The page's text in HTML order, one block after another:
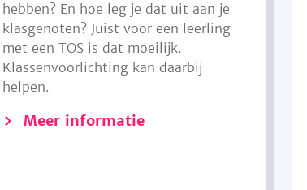
hebben? En hoe leg je dat uit aan je
klasgenoten? Juist voor een leerling
met een TOS is dat moeilijk.
Klassenvoorlichting kan daarbij
helpen.
Meer informatie